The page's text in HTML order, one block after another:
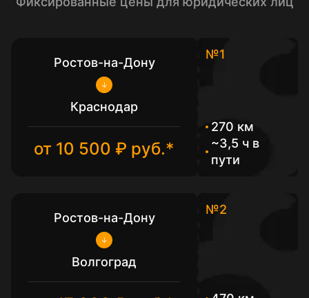
Ростов-на-Дону
Краснодар
от 10 500 ₽ руб.*
№1
270 км
~3,5 ч в
пути
Ростов-на-Дону
Волгоград
№2